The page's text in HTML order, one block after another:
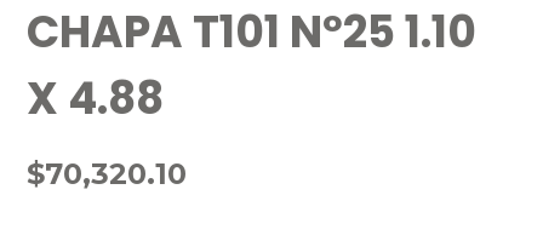
CHAPA T101 Nº25 1.10
X 4.88
$70,320.10